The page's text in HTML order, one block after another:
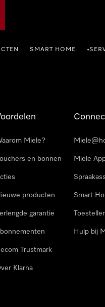
SMART HOME •
Miele?
en bonnen
producten
garantie
Trustmark
Klarna
Miele
Smart
Hulp bij